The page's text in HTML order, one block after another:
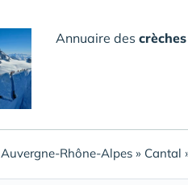
Annuaire des
Auvergne-Rhône-Alpes » Cantal